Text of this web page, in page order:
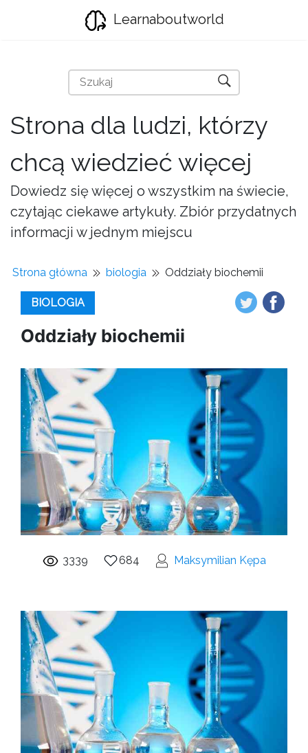
Learnaboutworld
Strona dla ludzi, którzy
chcą wiedzieć więcej
Dowiedz się więcej o wszystkim na świecie,
czytając ciekawe artykuły. Zbiór przydatnych
informacji w jednym miejscu
Strona główna biologia Oddziały biochemii
BIOLOGIA
Oddziały biochemii
3339 684 Maksymilian Kępa